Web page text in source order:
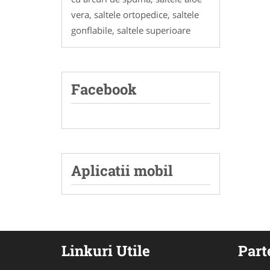
vera, saltele ortopedice, saltele
gonflabile, saltele superioare
Facebook
Aplicatii mobil
Linkuri Utile